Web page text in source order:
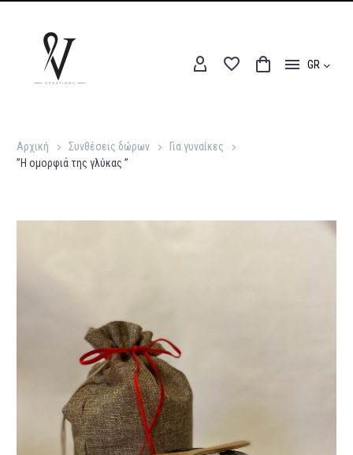
GR
Αρχική
Αρχική Συνθέσεις δώρων
Για γυναίκες
”Η ομορφιά της γλύκας ”